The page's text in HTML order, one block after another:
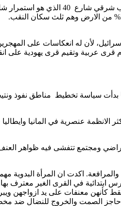
عربية وتقيم قرى يهودية على
مصادرة الأراضي وقد تم مصادرة 680 دونم حتى يوم الأرض، وبعدها بدأت سياسة
عنصرية في المانيا وايطاليا
ومجتمع تتفشى فيه ظواهر
اكدت ان المرأة البدوية
من النساء عاطلات عن العمل و 80% من النساء فوق جيل 35 اميات لعدم توفر مدارس
كأنهن معنفات على يد ازواجهن
حاجز الصمت والخروج للنضال ضد